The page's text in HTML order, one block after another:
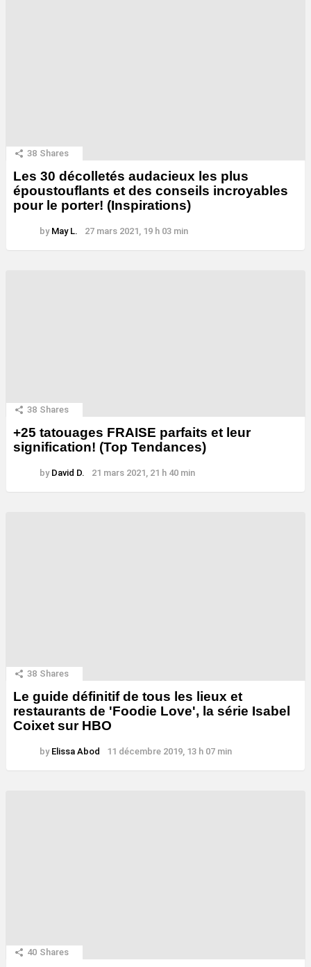
38 Shares
Les 30 décolletés audacieux les plus
époustouflants et des conseils incroyables
pour le porter! (Inspirations)
by May L. 27 mars 2021, 19 h 03 min
38 Shares
+25 tatouages ​​FRAISE parfaits et leur
signification! (Top Tendances)
by David D. 21 mars 2021, 21 h 40 min
38 Shares
Le guide définitif de tous les lieux et
restaurants de 'Foodie Love', la série Isabel
Coixet sur HBO
by Elissa Abod 11 décembre 2019, 13 h 07 min
40 Shares